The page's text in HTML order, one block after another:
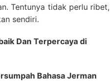
Tentunya tidak perlu ribet,
sendiri.
Dan Terpercaya di
Bahasa Jerman